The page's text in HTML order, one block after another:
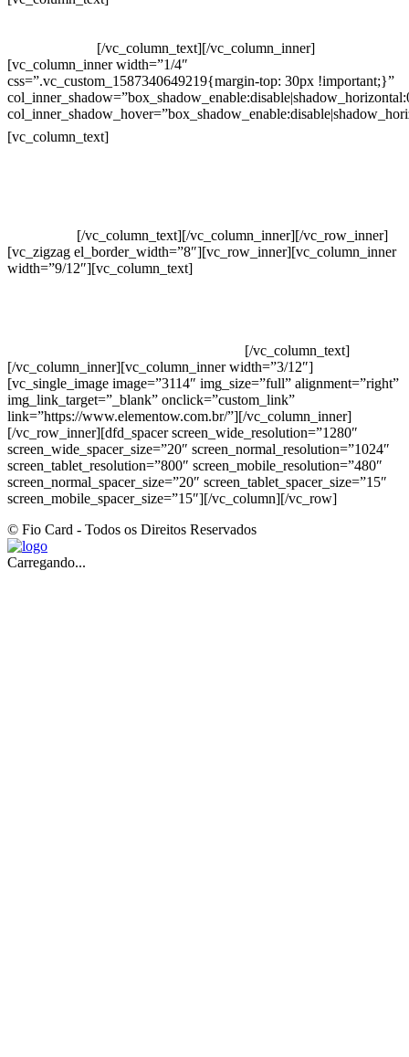
[/vc_column_text][/vc_column_inner]
[vc_column_inner width=”1/4″
css=”.vc_custom_1587340649219{margin-top: 30px !important;}”
[vc_column_text]
[/vc_column_text][/vc_column_inner][/vc_row_inner]
[vc_zigzag el_border_width=”8″][vc_row_inner][vc_column_inner
width=”9/12″][vc_column_text]
[/vc_column_text]
[/vc_column_inner][vc_column_inner width=”3/12″]
[vc_single_image image=”3114″ img_size=”full” alignment=”right”
img_link_target=”_blank” onclick=”custom_link”
link=”https://www.elementow.com.br/”][/vc_column_inner]
[/vc_row_inner][dfd_spacer screen_wide_resolution=”1280″
screen_wide_spacer_size=”20″ screen_normal_resolution=”1024″
screen_tablet_resolution=”800″ screen_mobile_resolution=”480″
screen_normal_spacer_size=”20″ screen_tablet_spacer_size=”15″
screen_mobile_spacer_size=”15″][/vc_column][/vc_row]
© Fio Card - Todos os Direitos Reservados
Carregando...